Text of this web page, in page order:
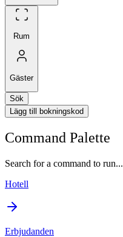
Rum
Gäster
Sök
Lägg till bokningskod
Command Palette
Search for a command to run...
Hotell
Erbjudanden